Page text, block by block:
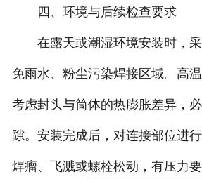
四、环境与后续检查要求
在露天或潮湿环境安装时，采
免雨水、粉尘污染焊接区域。高
考虑封头与筒体的热膨胀差异，
隙。安装完成后，对连接部位进
焊瘤、飞溅或螺栓松动，有压力